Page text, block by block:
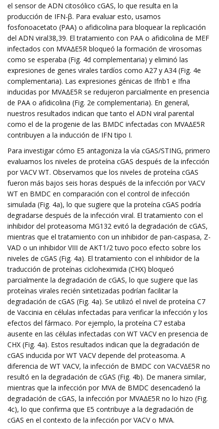
el sensor de ADN citosólico cGAS, lo que resulta en la
producción de IFN-β. Para evaluar esto, usamos
fosfonoacetato (PAA) o afidicolina para bloquear la replicación
del ADN viral38,39. El tratamiento con PAA o afidicolina de MEF
infectados con MVA∆E5R bloqueó la formación de virosomas
como se esperaba (Fig. 4d complementaria) y eliminó las
expresiones de genes virales tardíos como A27 y A34 (Fig. 4e
complementaria). Las expresiones génicas de Ifnb1 e Ifna
inducidas por MVA∆E5R se redujeron parcialmente en presencia
de PAA o afidicolina (Fig. 2e complementaria). En general,
nuestros resultados indican que tanto el ADN viral parental
como el de la progenie de las BMDC infectadas con MVA∆E5R
contribuyen a la inducción de IFN tipo I.
Para investigar cómo E5 antagoniza la vía cGAS/STING, primero
evaluamos los niveles de proteína cGAS después de la infección
por VACV WT. Observamos que los niveles de proteína cGAS
fueron más bajos seis horas después de la infección por VACV
WT en BMDC en comparación con el control de infección
simulada (Fig. 4a), lo que sugiere que la proteína cGAS podría
degradarse después de la infección viral. El tratamiento con el
inhibidor del proteasoma MG132 evitó la degradación de cGAS,
mientras que el tratamiento con un inhibidor de pan-caspasa, Z-
VAD o un inhibidor VIII de AKT1/2 tuvo poco efecto sobre los
niveles de cGAS (Fig. 4a). El tratamiento con el inhibidor de la
traducción de proteínas cicloheximida (CHX) bloqueó
parcialmente la degradación de cGAS, lo que sugiere que las
proteínas virales recién sintetizadas podrían facilitar la
degradación de cGAS (Fig. 4a). Se utilizó el nivel de proteína C7
de Vaccinia en células infectadas para verificar la infección y los
efectos del fármaco. Por ejemplo, la proteína C7 estaba
ausente en las células infectadas con WT VACV en presencia de
CHX (Fig. 4a). Estos resultados indican que la degradación de
cGAS inducida por WT VACV depende del proteasoma. A
diferencia de WT VACV, la infección de BMDC con VACV∆E5R no
resultó en la degradación de cGAS (Fig. 4b). De manera similar,
mientras que la infección por MVA de BMDC desencadenó la
degradación de cGAS, la infección por MVA∆E5R no lo hizo (Fig.
4c), lo que confirma que E5 contribuye a la degradación de
cGAS en el contexto de la infección por VACV o MVA.